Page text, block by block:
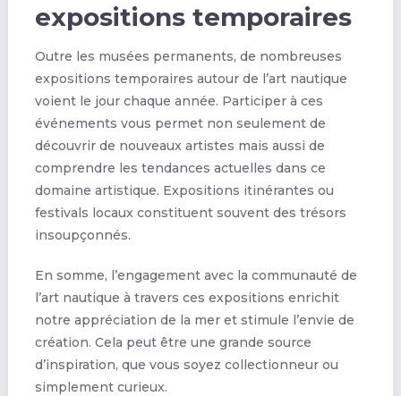
expositions temporaires
Outre les musées permanents, de nombreuses
expositions temporaires autour de l’art nautique
voient le jour chaque année. Participer à ces
événements vous permet non seulement de
découvrir de nouveaux artistes mais aussi de
comprendre les tendances actuelles dans ce
domaine artistique. Expositions itinérantes ou
festivals locaux constituent souvent des trésors
insoupçonnés.
En somme, l’engagement avec la communauté de
l’art nautique à travers ces expositions enrichit
notre appréciation de la mer et stimule l’envie de
création. Cela peut être une grande source
d’inspiration, que vous soyez collectionneur ou
simplement curieux.